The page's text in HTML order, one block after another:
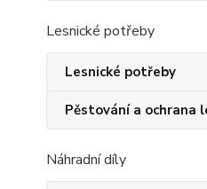
Lesnické potřeby
Lesnické potřeby
Pěstování a ochrana
Náhradní díly